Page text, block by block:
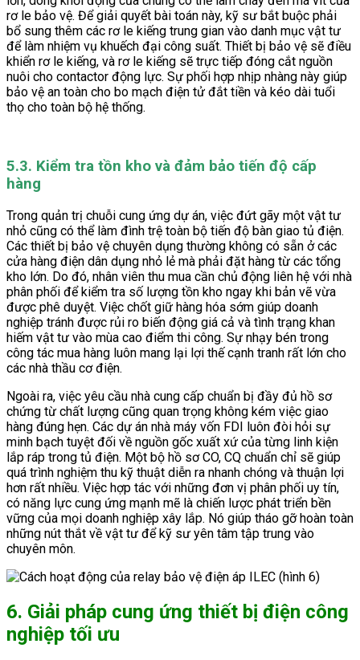
rơ le bảo vệ. Để giải quyết bài toán này, kỹ sư bắt buộc phải
bổ sung thêm các rơ le kiếng trung gian vào danh mục vật tư
để làm nhiệm vụ khuếch đại công suất. Thiết bị bảo vệ sẽ điều
khiển rơ le kiếng, và rơ le kiếng sẽ trực tiếp đóng cắt nguồn
nuôi cho contactor động lực. Sự phối hợp nhịp nhàng này giúp
bảo vệ an toàn cho bo mạch điện tử đắt tiền và kéo dài tuổi
thọ cho toàn bộ hệ thống.
5.3. Kiểm tra tồn kho và đảm bảo tiến độ cấp
hàng
Trong quản trị chuỗi cung ứng dự án, việc đứt gãy một vật tư
nhỏ cũng có thể làm đình trệ toàn bộ tiến độ bàn giao tủ điện.
Các thiết bị bảo vệ chuyên dụng thường không có sẵn ở các
cửa hàng điện dân dụng nhỏ lẻ mà phải đặt hàng từ các tổng
kho lớn. Do đó, nhân viên thu mua cần chủ động liên hệ với nhà
phân phối để kiểm tra số lượng tồn kho ngay khi bản vẽ vừa
được phê duyệt. Việc chốt giữ hàng hóa sớm giúp doanh
nghiệp tránh được rủi ro biến động giá cả và tình trạng khan
hiếm vật tư vào mùa cao điểm thi công. Sự nhạy bén trong
công tác mua hàng luôn mang lại lợi thế cạnh tranh rất lớn cho
các nhà thầu cơ điện.
Ngoài ra, việc yêu cầu nhà cung cấp chuẩn bị đầy đủ hồ sơ
chứng từ chất lượng cũng quan trọng không kém việc giao
hàng đúng hẹn. Các dự án nhà máy vốn FDI luôn đòi hỏi sự
minh bạch tuyệt đối về nguồn gốc xuất xứ của từng linh kiện
lắp ráp trong tủ điện. Một bộ hồ sơ CO, CQ chuẩn chỉ sẽ giúp
quá trình nghiệm thu kỹ thuật diễn ra nhanh chóng và thuận lợi
hơn rất nhiều. Việc hợp tác với những đơn vị phân phối uy tín,
có năng lực cung ứng mạnh mẽ là chiến lược phát triển bền
vững của mọi doanh nghiệp xây lắp. Nó giúp tháo gỡ hoàn toàn
những nút thắt về vật tư để kỹ sư yên tâm tập trung vào
chuyên môn.
6. Giải pháp cung ứng thiết bị điện công
nghiệp tối ưu